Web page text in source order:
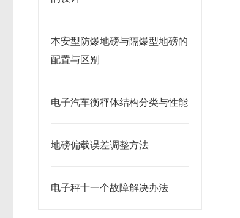
本安型防爆地磅与隔爆型地磅的
配置与区别
电子汽车衡秤体结构分类与性能
地磅偏载误差调整方法
电子秤十一个故障解决办法